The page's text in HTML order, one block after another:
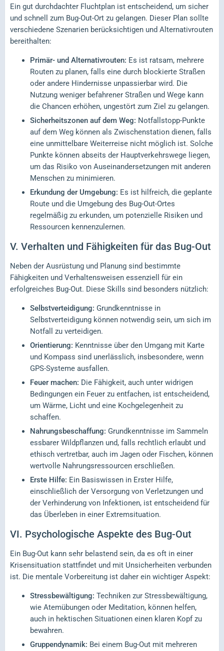
Ein gut durchdachter Fluchtplan ist entscheidend, um sicher
und schnell zum Bug-Out-Ort zu gelangen. Dieser Plan sollte
verschiedene Szenarien berücksichtigen und Alternativrouten
bereithalten:
Primär- und Alternativrouten: Es ist ratsam, mehrere
Routen zu planen, falls eine durch blockierte Straßen
oder andere Hindernisse unpassierbar wird. Die
Nutzung weniger befahrener Straßen und Wege kann
die Chancen erhöhen, ungestört zum Ziel zu gelangen.
Sicherheitszonen auf dem Weg: Notfallstopp-Punkte
auf dem Weg können als Zwischenstation dienen, falls
eine unmittelbare Weiterreise nicht möglich ist. Solche
Punkte können abseits der Hauptverkehrswege liegen,
um das Risiko von Auseinandersetzungen mit anderen
Menschen zu minimieren.
Erkundung der Umgebung: Es ist hilfreich, die geplante
Route und die Umgebung des Bug-Out-Ortes
regelmäßig zu erkunden, um potenzielle Risiken und
Ressourcen kennenzulernen.
V. Verhalten und Fähigkeiten für das Bug-Out
Neben der Ausrüstung und Planung sind bestimmte
Fähigkeiten und Verhaltensweisen essenziell für ein
erfolgreiches Bug-Out. Diese Skills sind besonders nützlich:
Selbstverteidigung: Grundkenntnisse in
Selbstverteidigung können notwendig sein, um sich im
Notfall zu verteidigen.
Orientierung: Kenntnisse über den Umgang mit Karte
und Kompass sind unerlässlich, insbesondere, wenn
GPS-Systeme ausfallen.
Feuer machen: Die Fähigkeit, auch unter widrigen
Bedingungen ein Feuer zu entfachen, ist entscheidend,
um Wärme, Licht und eine Kochgelegenheit zu
schaffen.
Nahrungsbeschaffung: Grundkenntnisse im Sammeln
essbarer Wildpflanzen und, falls rechtlich erlaubt und
ethisch vertretbar, auch im Jagen oder Fischen, können
wertvolle Nahrungsressourcen erschließen.
Erste Hilfe: Ein Basiswissen in Erster Hilfe,
einschließlich der Versorgung von Verletzungen und
der Verhinderung von Infektionen, ist entscheidend für
das Überleben in einer Extremsituation.
VI. Psychologische Aspekte des Bug-Out
Ein Bug-Out kann sehr belastend sein, da es oft in einer
Krisensituation stattfindet und mit Unsicherheiten verbunden
ist. Die mentale Vorbereitung ist daher ein wichtiger Aspekt:
Stressbewältigung: Techniken zur Stressbewältigung,
wie Atemübungen oder Meditation, können helfen,
auch in hektischen Situationen einen klaren Kopf zu
bewahren.
Gruppendynamik: Bei einem Bug-Out mit mehreren